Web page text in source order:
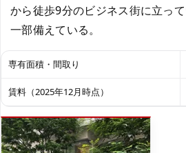
から徒歩9分のビジネス街に立っ
一部備えている。
専有面積・間取り
賃料（2025年12月時点）